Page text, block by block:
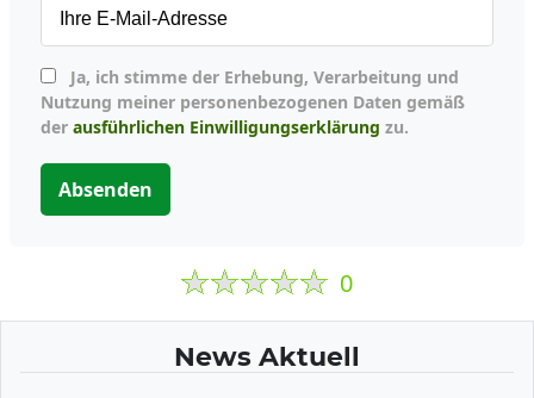
Nutzung meiner personenbezogenen Daten gemäß
der ausführlichen Einwilligungserklärung zu.
Absenden
0
News Aktuell